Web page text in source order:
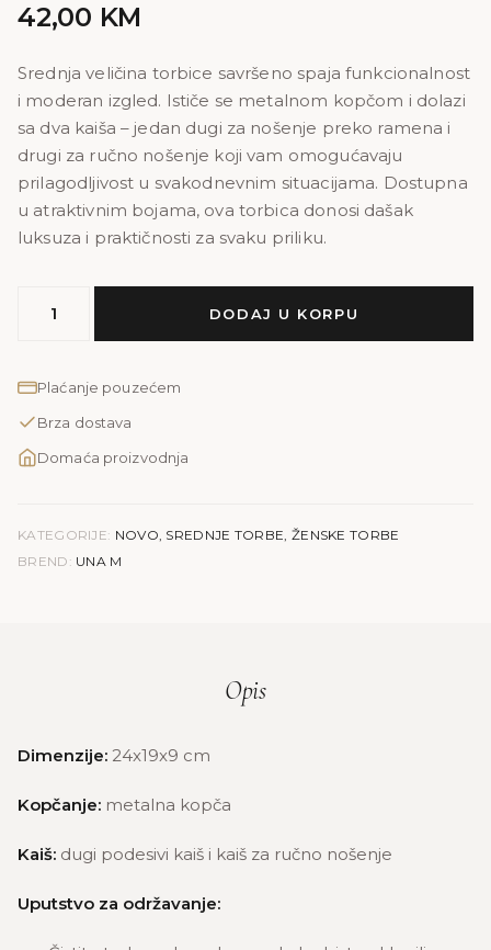
42,00 KM
Srednja veličina torbice savršeno spaja funkcionalnost
i moderan izgled. Ističe se metalnom kopčom i dolazi
sa dva kaiša – jedan dugi za nošenje preko ramena i
drugi za ručno nošenje koji vam omogućavaju
prilagodljivost u svakodnevnim situacijama. Dostupna
u atraktivnim bojama, ova torbica donosi dašak
luksuza i praktičnosti za svaku priliku.
UNA
|
količina
DODAJ U KORPU
Plaćanje pouzećem
Brza dostava
Domaća proizvodnja
KATEGORIJE: NOVO, SREDNJE TORBE, ŽENSKE TORBE
BREND: UNA M
Opis
Dimenzije: 24x19x9 cm
Kopčanje: metalna kopča
Kaiš: dugi podesivi kaiš i kaiš za ručno nošenje
Uputstvo za održavanje: